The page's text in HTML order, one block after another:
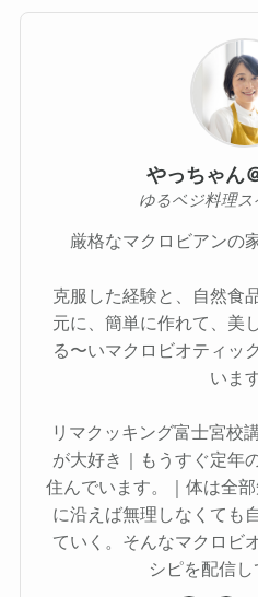
やっちゃん
ゆるベジ料理ス
厳格なマクロビアンの
克服した経験と、自然食
元に、簡単に作れて、美
る〜いマクロビオティッ
いま
リマクッキング富士宮校
が大好き｜もうすぐ定年
住んでいます。｜体は全
に沿えば無理しなくても
ていく。そんなマクロビ
シピを配信し